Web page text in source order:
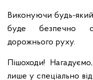
Виконуючи будь-
буде безпечно
дорожнього руху.
Пішоходи!
лише у спеціально